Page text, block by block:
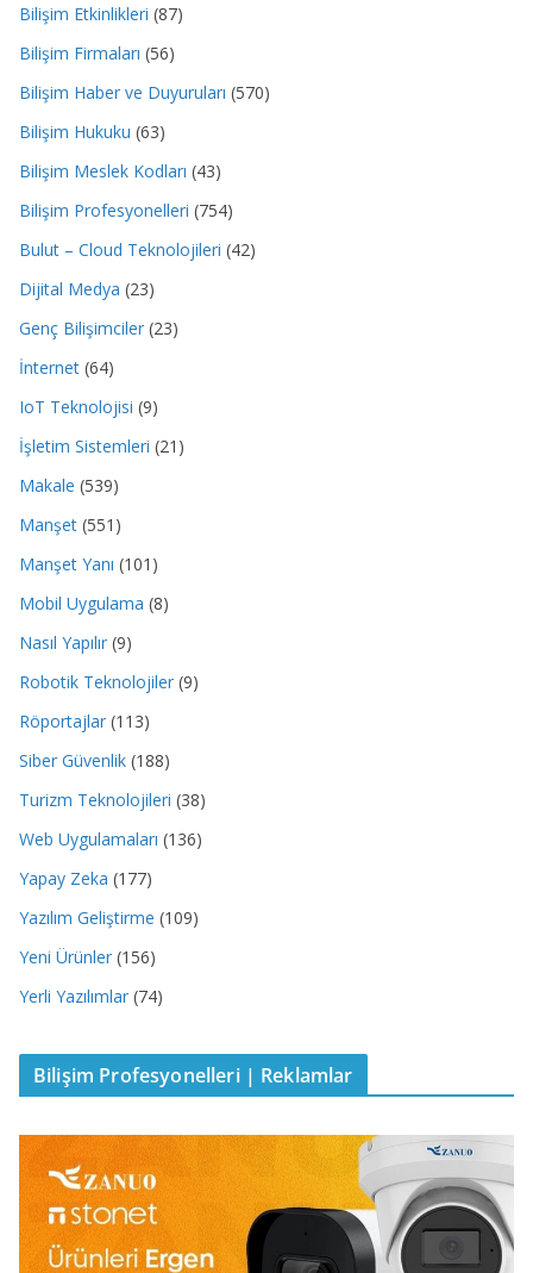
Bilişim Etkinlikleri (87)
Bilişim Firmaları (56)
Bilişim Haber ve Duyuruları (570)
Bilişim Hukuku (63)
Bilişim Meslek Kodları (43)
Bilişim Profesyonelleri (754)
Bulut – Cloud Teknolojileri (42)
Dijital Medya (23)
Genç Bilişimciler (23)
İnternet (64)
IoT Teknolojisi (9)
İşletim Sistemleri (21)
Makale (539)
Manşet (551)
Manşet Yanı (101)
Mobil Uygulama (8)
Nasıl Yapılır (9)
Robotik Teknolojiler (9)
Röportajlar (113)
Siber Güvenlik (188)
Turizm Teknolojileri (38)
Web Uygulamaları (136)
Yapay Zeka (177)
Yazılım Geliştirme (109)
Yeni Ürünler (156)
Yerli Yazılımlar (74)
Bilişim Profesyonelleri | Reklamlar